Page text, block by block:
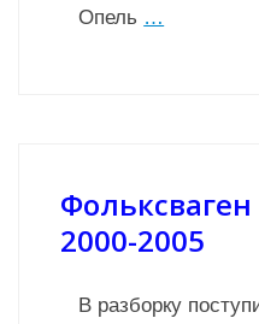
Опель …
Фольксваген
2000-2005
В разборку